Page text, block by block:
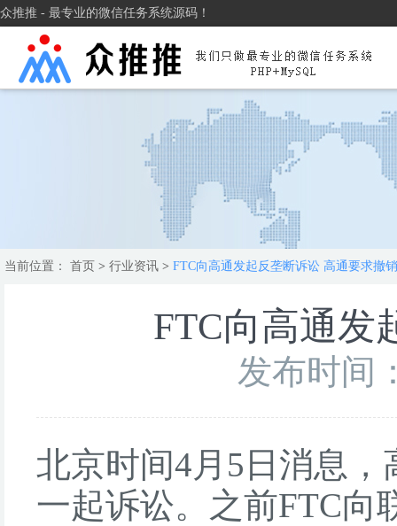
众推推 - 最专业的微信任务系统源码！
当前位置： 首页 > 行业资讯 > FTC向高通发起反垄断诉讼 高通要求撤
FTC向高通发
发布时间
北京时间4月5日消息
一起诉讼。之前FTC向